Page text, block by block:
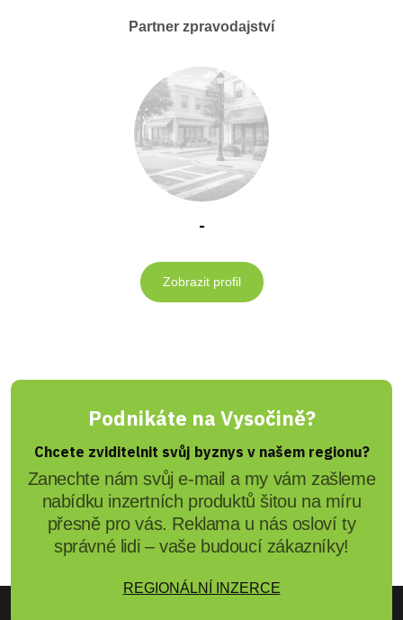
Partner zpravodajství
-
Zobrazit profil
Podnikáte na Vysočině?
Chcete zviditelnit svůj byznys v našem regionu?
Zanechte nám svůj e-mail a my vám zašleme
nabídku inzertních produktů šitou na míru
přesně pro vás. Reklama u nás osloví ty
správné lidi – vaše budoucí zákazníky!
REGIONÁLNÍ INZERCE